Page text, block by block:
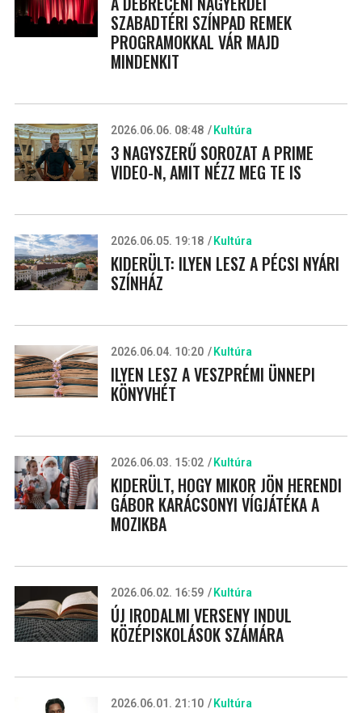
SZABADTÉRI SZÍNPAD REMEK
PROGRAMOKKAL VÁR MAJD
MINDENKIT
2026.06.06. 08:48 Kultúra
3 NAGYSZERŰ SOROZAT A PRIME
VIDEO-N, AMIT NÉZZ MEG TE IS
2026.06.05. 19:18 Kultúra
KIDERÜLT: ILYEN LESZ A PÉCSI NYÁRI
SZÍNHÁZ
2026.06.04. 10:20 Kultúra
ILYEN LESZ A VESZPRÉMI ÜNNEPI
KÖNYVHÉT
2026.06.03. 15:02 Kultúra
KIDERÜLT, HOGY MIKOR JÖN HERENDI
GÁBOR KARÁCSONYI VÍGJÁTÉKA A
MOZIKBA
2026.06.02. 16:59 Kultúra
ÚJ IRODALMI VERSENY INDUL
KÖZÉPISKOLÁSOK SZÁMÁRA
2026.06.01. 21:10 Kultúra